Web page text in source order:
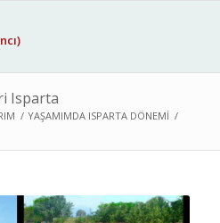
Isparta
/ YAŞAMIMDA ISPARTA DÖNEMİ /